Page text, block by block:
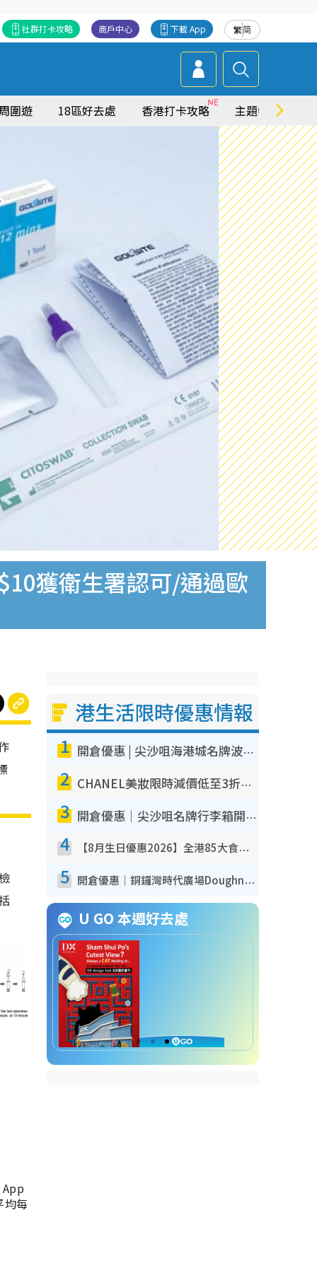
繁简
下載 App
商戶中心
社群打卡攻略
圍遊 18區好去處 香港打卡攻略 主題特集
獲衛生署認可/通過歐
均每
港生活限時優惠情報
1 開倉優惠 | 尖沙咀海港城名牌波鞋開倉低至1折！On鞋$899起／Joy&Peace鞋履$98起
2 CHANEL美妝限時減價低至3折！人氣粉底/唇膏/精華液低至$275！COCO香水都有平
3 開倉優惠｜尖沙咀名牌行李箱開倉低至4折！一連5日 American Tourister/ace./Hallmark $200起！
4 【8月生日優惠2026】全港85大食買玩著數攻略 自助餐/火鍋放題同行免費＋誠品/DONKI送現金券
5 開倉優惠｜銅鑼灣時代廣場Doughnut/Campo Marzio開倉低至1折！背囊、書包、手袋劈價$200起
U GO 本週好去處